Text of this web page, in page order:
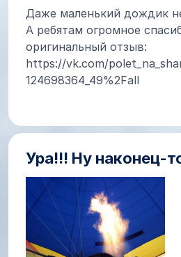
Даже маленький дождик
А ребятам огромное
оригинальный отзыв:
https://vk.com/
124698364_49%2Fall
Ура!!! Ну наконец-